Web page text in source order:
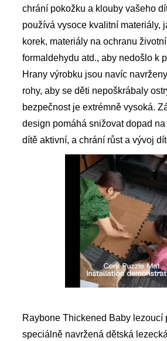
chrání pokožku a klouby vašeho
používá vysoce kvalitní materiály,
korek, materiály na ochranu
formaldehydu atd., aby nedošlo k
Hrany výrobku jsou navíc
rohy, aby se děti nepoškrábaly
bezpečnost je extrémně vysoká.
design pomáhá snižovat dopad
dítě aktivní, a chrání růst a vývoj
Raybone Thickened Baby lezoucí
speciálně navržená dětská